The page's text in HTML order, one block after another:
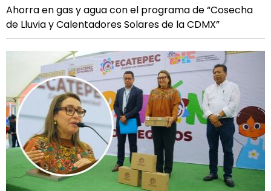
Ahorra en gas y agua con el programa de “Cosecha
de Lluvia y Calentadores Solares de la CDMX”